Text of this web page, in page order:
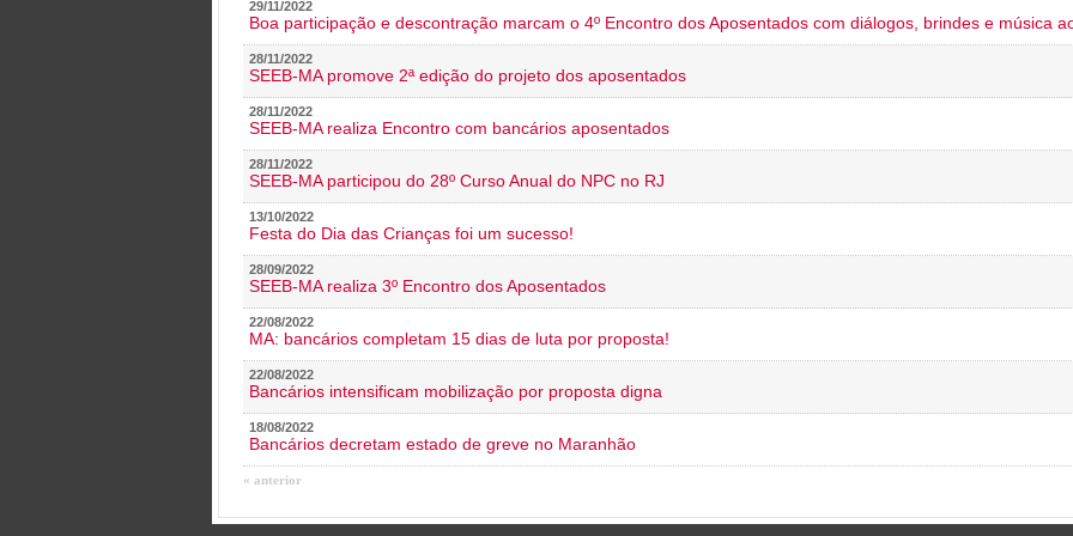
29/11/2022
Boa participação e descontração marcam o 4º Encontro dos Aposentados com diálogos, brindes e música
28/11/2022
SEEB-MA promove 2ª edição do projeto dos aposentados
28/11/2022
SEEB-MA realiza Encontro com bancários aposentados
28/11/2022
SEEB-MA participou do 28º Curso Anual do NPC no RJ
13/10/2022
Festa do Dia das Crianças foi um sucesso!
28/09/2022
SEEB-MA realiza 3º Encontro dos Aposentados
22/08/2022
MA: bancários completam 15 dias de luta por proposta!
22/08/2022
Bancários intensificam mobilização por proposta digna
18/08/2022
Bancários decretam estado de greve no Maranhão
« anterior